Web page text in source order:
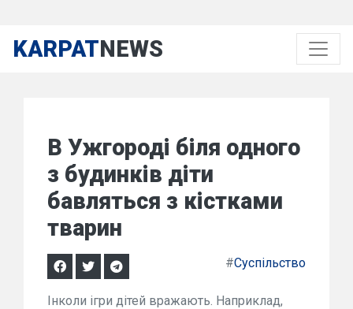
KARPATNEWS
В Ужгороді біля одного
з будинків діти
бавляться з кістками
тварин
#Суспільство
Інколи ігри дітей вражають. Наприклад,